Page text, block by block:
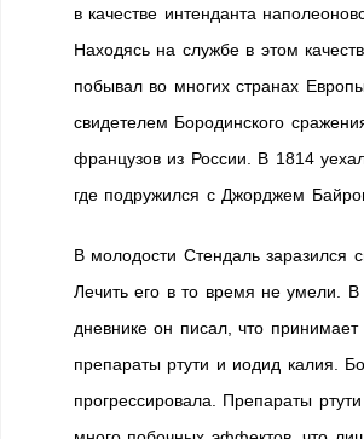
в качестве интенданта
Находясь на службе в этом
побывал во многих странах
свидетелем Бородинского
французов из России. В 1814
где подружился с Джорджем
В молодости Стендаль заразился
Лечить его в то время не умели. В
дневнике он писал, что принимает
препараты ртути и иодид калия.
прогрессировала. Препараты